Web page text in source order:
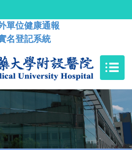
單位健康通報
名登記系統